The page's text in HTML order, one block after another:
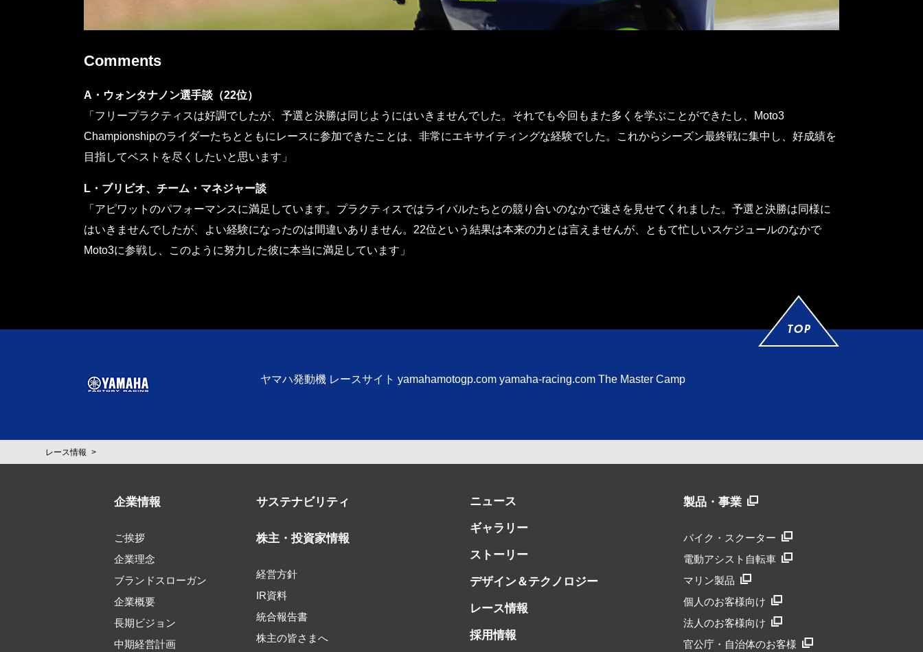
Comments
A・ウォンタナノン選手談（22位）
「フリープラクティスは好調でしたが、予選と決勝は同じようにはいきませんでした。それでも今回もまた多くを学ぶことができたし、Moto3
Championshipのライダーたちとともにレースに参加できたことは、非常にエキサイティングな経験でした。これからシーズン最終戦に集中し、好成績を
目指してベストを尽くしたいと思います」
L・ブリビオ、チーム・マネジャー談
「アピワットのパフォーマンスに満足しています。プラクティスではライバルたちとの競り合いのなかで速さを見せてくれました。予選と決勝は同様に
はいきませんでしたが、よい経験になったのは間違いありません。22位という結果は本来の力とは言えませんが、ともて忙しいスケジュールのなかで
Moto3に参戦し、このように努力した彼に本当に満足しています」
ヤマハ発動機 レースサイト yamahamotogp.com yamaha-racing.com The Master Camp
レース情報
企業情報
ご挨拶
企業理念
ブランドスローガン
企業概要
長期ビジョン
中期経営計画
サステナビリティ
株主・投資家情報
経営方針
IR資料
統合報告書
株主の皆さまへ
ニュース
ギャラリー
ストーリー
デザイン＆テクノロジー
レース情報
採用情報
製品・事業
バイク・スクーター
電動アシスト自転車
マリン製品
個人のお客様向け
法人のお客様向け
官公庁・自治体のお客様